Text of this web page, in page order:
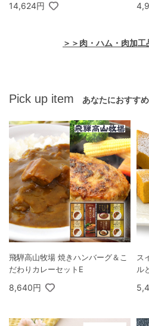
14,624円
＞＞肉・ハム・肉加
Pick up item あなたにおすす
飛騨高山牧場 焼きハンバーグ＆こ
だわりカレーセットE
8,640円
ス
ル